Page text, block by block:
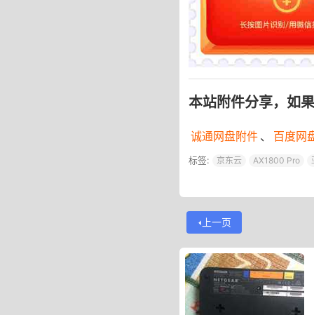
本站附件分享，如
诚通网盘附件 、 百度网
标签: 京东云 AX1800 Pro
上一页